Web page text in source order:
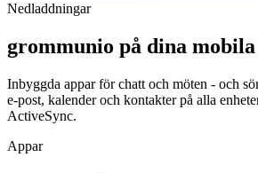
Nedladdningar
grommunio på dina mobila
Inbyggda appar för chatt och möten - och
e-post, kalender och kontakter på alla
ActiveSync.
Appar